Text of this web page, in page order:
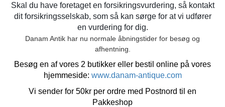
Skal du have foretaget en forsikringsvurdering, så kontakt
dit forsikringsselskab, som så kan sørge for at vi udfører
en vurdering for dig.
Danam Antik har nu normale åbningstider for besøg og
afhentning.
Besøg en af vores 2 butikker eller bestil online på vores
hjemmeside: www.danam-antique.com
Vi sender for 50kr per ordre med Postnord til en
Pakkeshop